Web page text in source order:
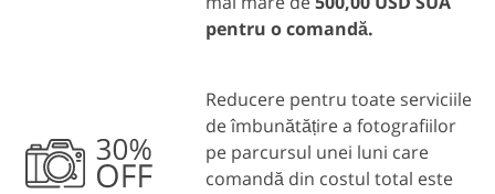
pentru o comandă.
Reducere pentru toate serviciile
de îmbunătățire a fotografiilor
pe parcursul unei luni care
comandă din costul total este